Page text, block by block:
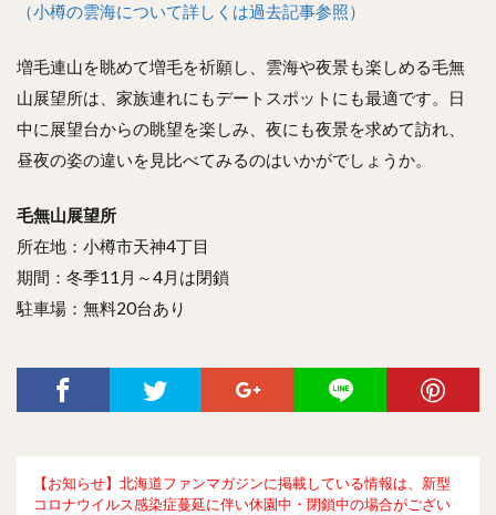
（小樽の雲海について詳しくは過去記事参照）
増毛連山を眺めて増毛を祈願し、雲海や夜景も楽しめる毛無
山展望所は、家族連れにもデートスポットにも最適です。日
中に展望台からの眺望を楽しみ、夜にも夜景を求めて訪れ、
昼夜の姿の違いを見比べてみるのはいかがでしょうか。
毛無山展望所
所在地：小樽市天神4丁目
期間：冬季11月～4月は閉鎖
駐車場：無料20台あり
【お知らせ】北海道ファンマガジンに掲載している情報は、新型
コロナウイルス感染症蔓延に伴い休園中・閉鎖中の場合がござい